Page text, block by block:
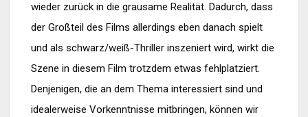
wieder zurück in die grausame Realität. Dadurch, dass
der Großteil des Films allerdings eben danach spielt
und als schwarz/weiß-Thriller inszeniert wird, wirkt die
Szene in diesem Film trotzdem etwas fehlplatziert.
Denjenigen, die an dem Thema interessiert sind und
idealerweise Vorkenntnisse mitbringen, können wir